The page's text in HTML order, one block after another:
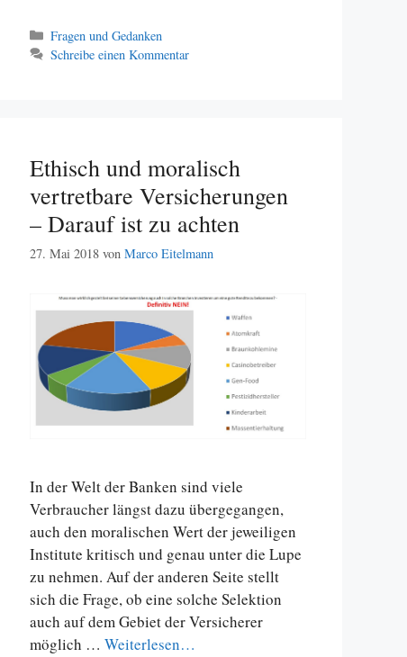
Kategorien
Fragen und Gedanken
Schreibe einen Kommentar
Ethisch und moralisch
vertretbare Versicherungen
– Darauf ist zu achten
27. Mai 2018 vonMarco Eitelmann
In der Welt der Banken sind viele
Verbraucher längst dazu übergegangen,
auch den moralischen Wert der jeweiligen
Institute kritisch und genau unter die Lupe
zu nehmen. Auf der anderen Seite stellt
sich die Frage, ob eine solche Selektion
auch auf dem Gebiet der Versicherer
möglich …Weiterlesen…